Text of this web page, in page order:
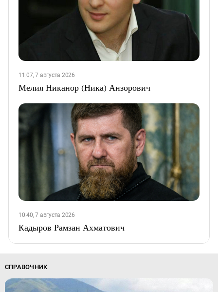
11:07, 7 августа 2026
Мелия Никанор (Ника) Анзорович
10:40, 7 августа 2026
Кадыров Рамзан Ахматович
СПРАВОЧНИК